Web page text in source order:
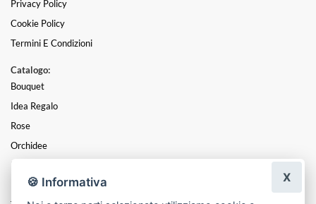
Privacy Policy
Cookie Policy
Termini E Condizioni
Catalogo:
Bouquet
Idea Regalo
Rose
Orchidee
Piante
Funebre
🍪 Informativa X